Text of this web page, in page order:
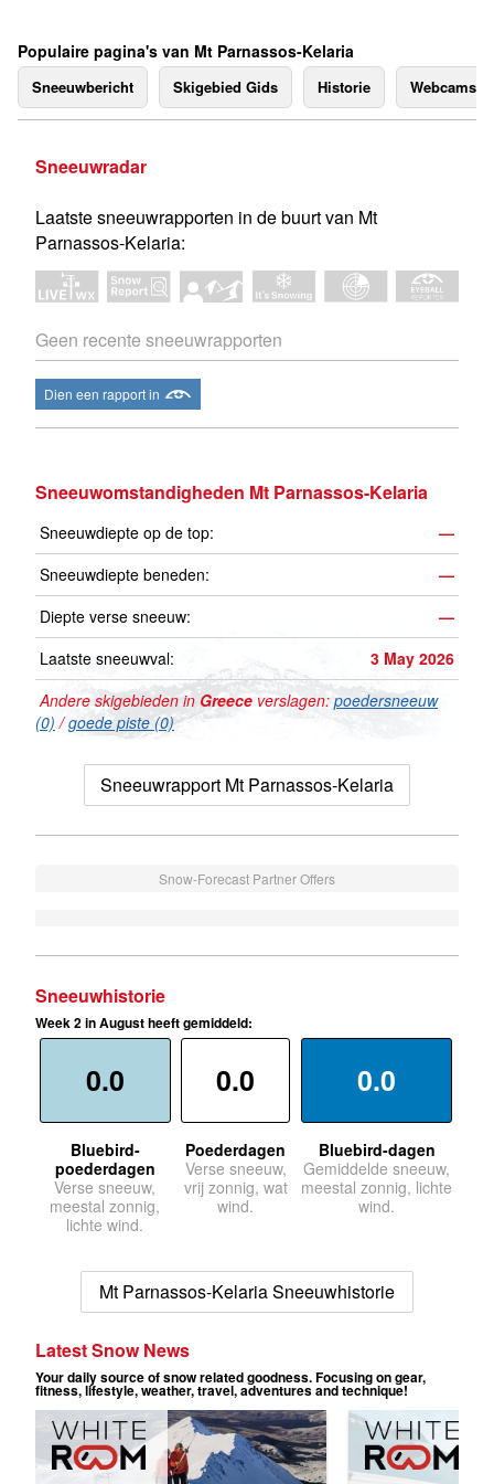
Populaire pagina's van Mt Parnassos-Kelaria
Sneeuwbericht Skigebied Gids Historie Webcams
Sneeuwradar
Laatste sneeuwrapporten in de buurt van Mt
Parnassos-Kelaria:
Geen recente sneeuwrapporten
Dien een rapport in
Sneeuwomstandigheden Mt Parnassos-Kelaria
Sneeuwdiepte op de top:
—
Sneeuwdiepte beneden:
—
Diepte verse sneeuw:
—
Laatste sneeuwval:
3 May 2026
Andere skigebieden in Greece verslagen: poedersneeuw
(0) /goede piste (0)
Sneeuwrapport Mt Parnassos-Kelaria
Snow-Forecast Partner Offers
Sneeuwhistorie
Week 2 in August heeft gemiddeld:
0.0
Bluebird-
poederdagen
Verse sneeuw,
meestal zonnig,
lichte wind.
0.0
Poederdagen
Verse sneeuw,
vrij zonnig, wat
wind.
0.0
Bluebird-dagen
Gemiddelde sneeuw,
meestal zonnig, lichte
wind.
Mt Parnassos-Kelaria Sneeuwhistorie